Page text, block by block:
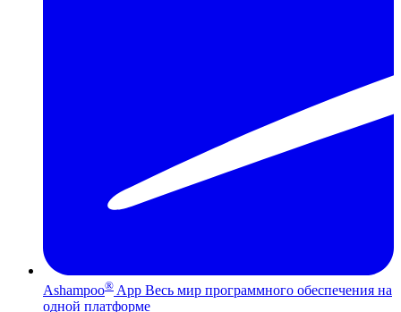
Ashampoo® App Весь мир программного обеспечения на
одной платформе